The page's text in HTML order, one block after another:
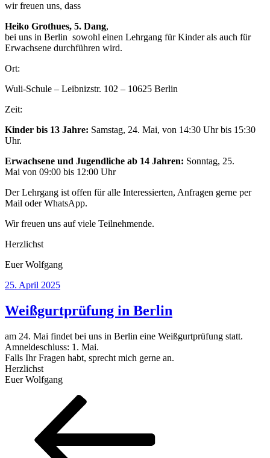
wir freuen uns, dass
Heiko Grothues, 5. Dang,
bei uns in Berlin sowohl einen Lehrgang für Kinder als auch für
Erwachsene durchführen wird.
Ort:
Wuli-Schule – Leibnizstr. 102 – 10625 Berlin
Zeit:
Kinder bis 13 Jahre: Samstag, 24. Mai, von 14:30 Uhr bis 15:30
Uhr.
Erwachsene und Jugendliche ab 14 Jahren: Sonntag, 25.
Mai von 09:00 bis 12:00 Uhr
Der Lehrgang ist offen für alle Interessierten, Anfragen gerne per
Mail oder WhatsApp.
Wir freuen uns auf viele Teilnehmende.
Herzlichst
Euer Wolfgang
Veröffentlicht
25. April 2025
Weißgurtprüfung in Berlin
am 24. Mai findet bei uns in Berlin eine Weißgurtprüfung statt.
Amneldeschluss: 1. Mai.
Falls Ihr Fragen habt, sprecht mich gerne an.
Herzlichst
Euer Wolfgang
Seitennummerierung
Beiträge